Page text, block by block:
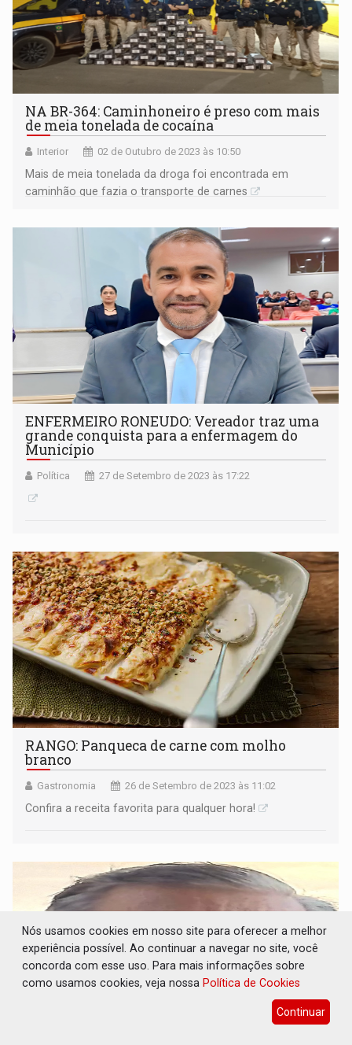
NA BR-364: Caminhoneiro é preso com mais
de meia tonelada de cocaína
Interior 02 de Outubro de 2023 às 10:50
Mais de meia tonelada da droga foi encontrada em
caminhão que fazia o transporte de carnes
ENFERMEIRO RONEUDO: Vereador traz uma
grande conquista para a enfermagem do
Município
Política 27 de Setembro de 2023 às 17:22
RANGO: Panqueca de carne com molho
branco
Gastronomia 26 de Setembro de 2023 às 11:02
Confira a receita favorita para qualquer hora!
Nós usamos cookies em nosso site para oferecer a melhor
experiência possível. Ao continuar a navegar no site, você
concorda com esse uso. Para mais informações sobre
como usamos cookies, veja nossa Política de Cookies
Continuar